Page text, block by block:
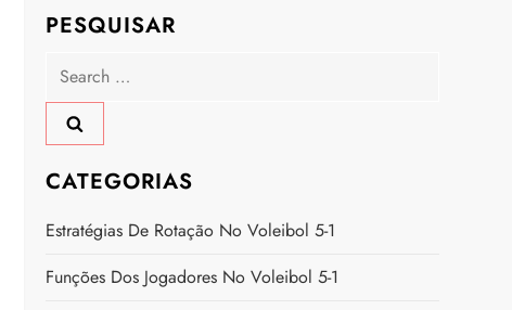
PESQUISAR
Search
for:
CATEGORIAS
Estratégias De Rotação No Voleibol 5-1
Funções Dos Jogadores No Voleibol 5-1